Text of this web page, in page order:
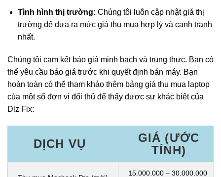
Tình hình thị trường: Chúng tôi luôn cập nhật giá thị
trường để đưa ra mức giá thu mua hợp lý và cạnh tranh
nhất.
Chúng tôi cam kết báo giá minh bạch và trung thực. Bạn có
thể yêu cầu báo giá trước khi quyết định bán máy. Bạn
hoàn toàn có thể tham khảo thêm bảng giá thu mua laptop
của một số đơn vị đối thủ để thấy được sự khác biệt của
Dlz Fix:
DỊCH VỤ
GIÁ (ƯỚC
TÍNH)
15.000.000 – 30.000.000